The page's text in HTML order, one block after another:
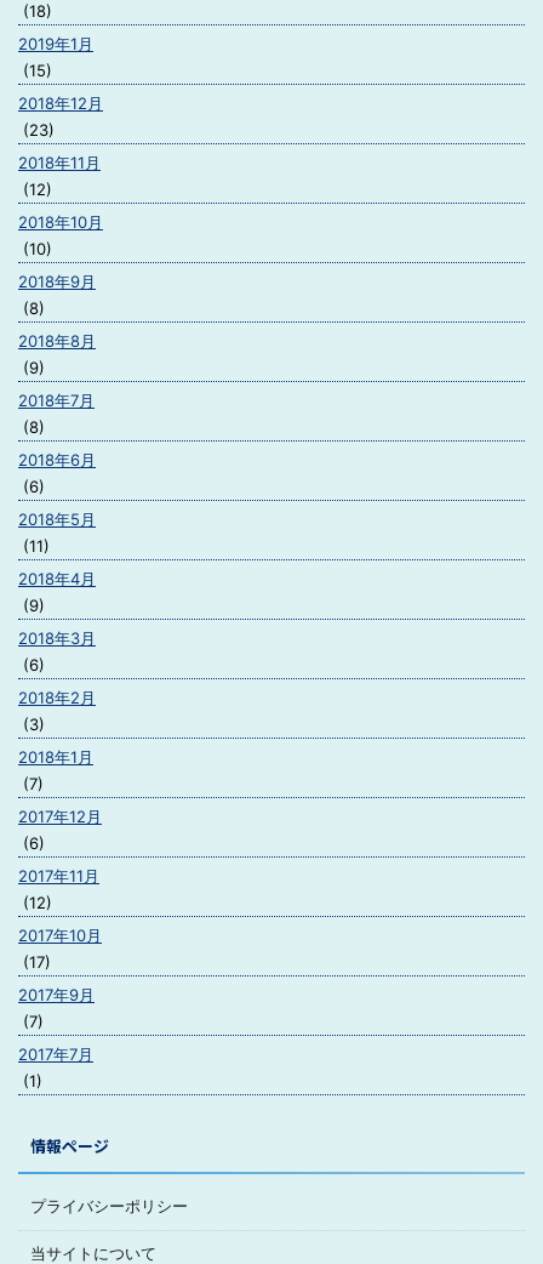
(18)
2019年1月
(15)
2018年12月
(23)
2018年11月
(12)
2018年10月
(10)
2018年9月
(8)
2018年8月
(9)
2018年7月
(8)
2018年6月
(6)
2018年5月
(11)
2018年4月
(9)
2018年3月
(6)
2018年2月
(3)
2018年1月
(7)
2017年12月
(6)
2017年11月
(12)
2017年10月
(17)
2017年9月
(7)
2017年7月
(1)
情報ページ
プライバシーポリシー
当サイトについて